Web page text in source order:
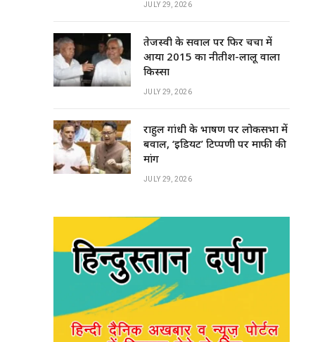
JULY 29, 2026
तेजस्वी के सवाल पर फिर चर्चा में
आया 2015 का नीतीश-लालू वाला
किस्सा
JULY 29, 2026
राहुल गांधी के भाषण पर लोकसभा में
बवाल, ‘इडियट’ टिप्पणी पर माफी की
मांग
JULY 29, 2026